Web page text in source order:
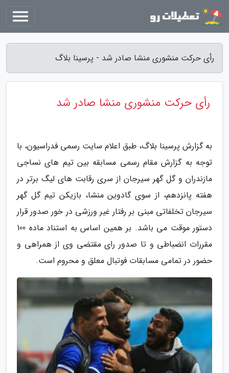
رأی حرکت منشوری منشا صادر شد - پرسینا بلاگ
رأی حرکت منشوری منشا صادر شد
به گزارش پرسینا بلاگ، طبق اعلام سایت رسمی فدراسیون، با
توجه به گزارش مقام رسمی مسابقه بین تیم های نساجی
مازندران و گل گهر سیرجان از سری رقابت های لیگ برتر در
هفته پانزدهم، از سوی گادوین منشا، بازیکن تیم گل گهر
سیرجان تخلفاتی مبنی بر رفتار غیر ورزشی در خور صدور قرار
دستور موقت می باشد. بر همین اساس به استناد ماده 100
مقررات انضباطی و تا صدور رای مقتضی وی از همراهی و
حضور در تمامی مسابقات فوتبال معلق و محروم است.